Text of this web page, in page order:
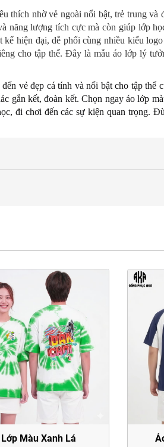
thích nhờ vẻ ngoài nổi bật, trẻ trung và
năng lượng tích cực mà còn giúp lớp
hiện đại, dễ phối cùng nhiều kiểu logo
cho tập thể. Đây là mẫu áo lớp lý
vẻ đẹp cá tính và nổi bật cho tập thể
gắn kết, đoàn kết. Chọn ngay áo lớp
đi chơi đến các sự kiện quan trọng.
Màu Xanh Lá